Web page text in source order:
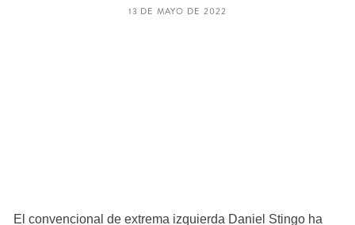
El convencional de extrema izquierda Daniel Stingo ha
13 DE MAYO DE 2022